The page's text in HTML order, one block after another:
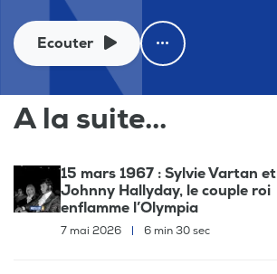
Ecouter
A la suite...
15 mars 1967 : Sylvie Vartan et
Johnny Hallyday, le couple roi
enflamme l’Olympia
7 mai 2026 | 6 min 30 sec